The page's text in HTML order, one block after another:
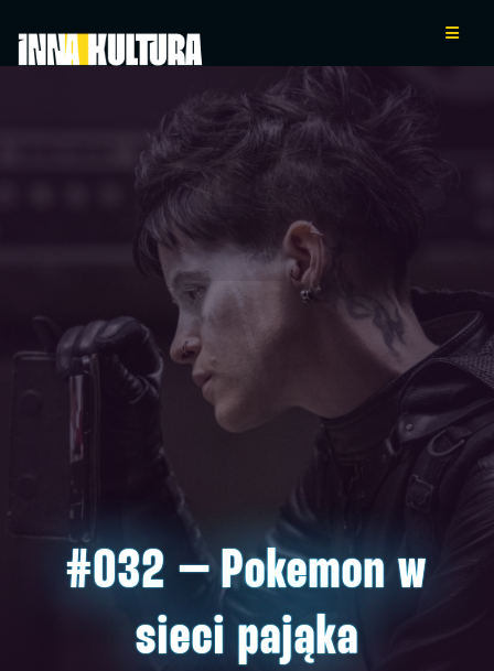
#032 – Pokemon w
sieci pająka